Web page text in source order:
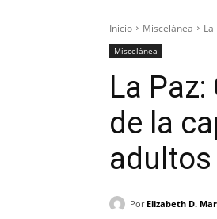
Inicio Miscelánea
Miscelánea
La
de la
Por Elizabeth D.